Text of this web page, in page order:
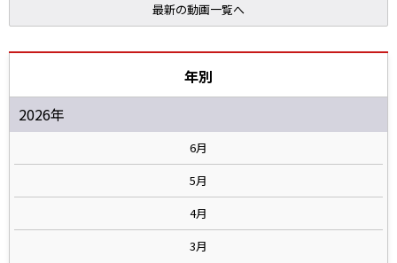
最新の動画一覧へ
年別
2026年
6月
5月
4月
3月